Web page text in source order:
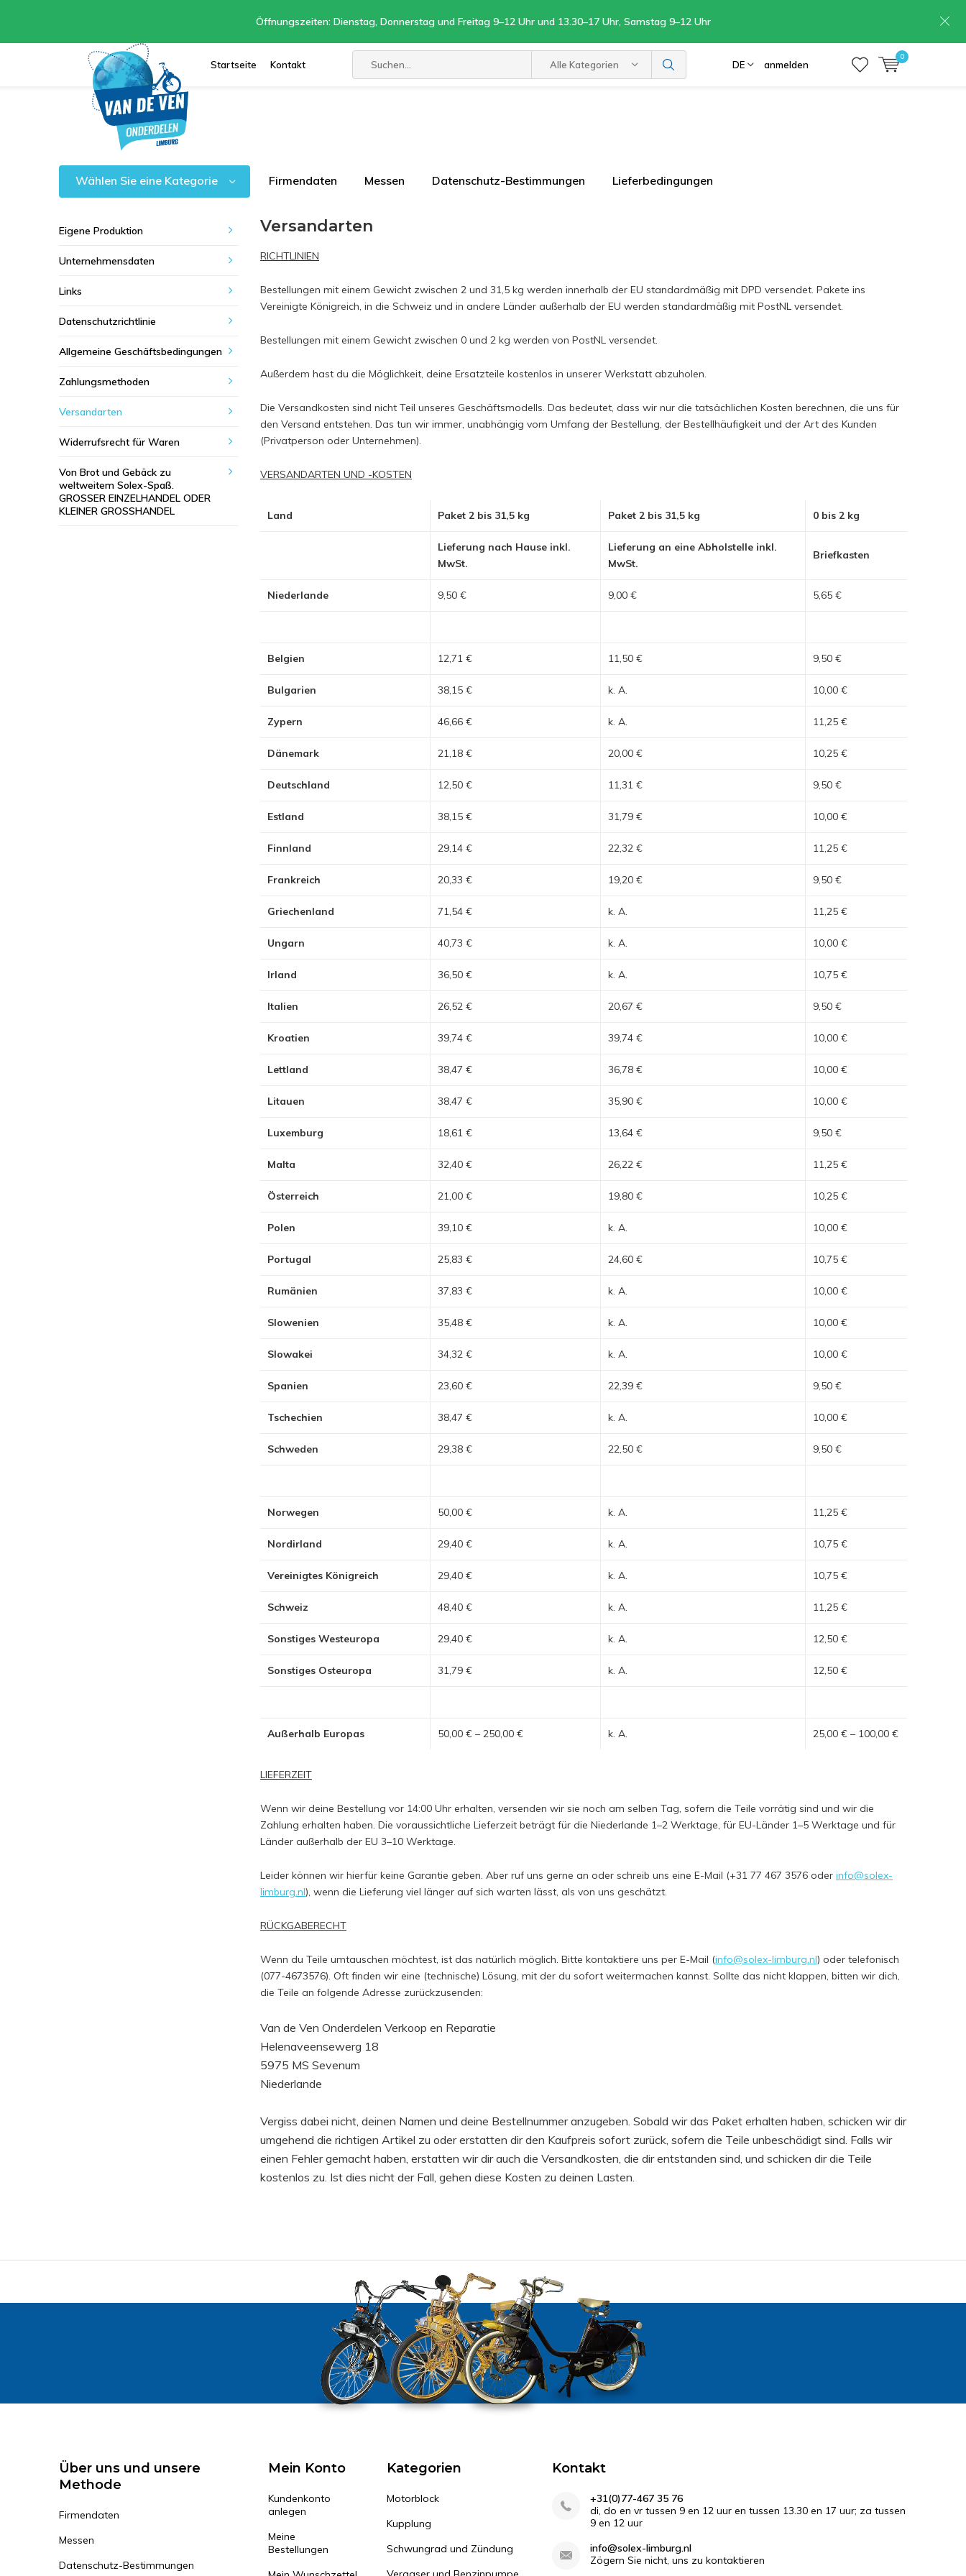
Startseite Kontakt Alle Kategorien DE anmelden
0
Öffnungszeiten: Dienstag, Donnerstag und Freitag 9–12 Uhr und 13.30–17 Uhr, Samstag 9–12 Uhr
Wählen Sie eine Kategorie Firmendaten Messen Datenschutz-Bestimmungen Lieferbedingungen
Versandarten
RICHTLINIEN
Bestellungen mit einem Gewicht zwischen 2 und 31,5 kg werden innerhalb der EU standardmäßig mit DPD versendet. Pakete ins
Vereinigte Königreich, in die Schweiz und in andere Länder außerhalb der EU werden standardmäßig mit PostNL versendet.
Bestellungen mit einem Gewicht zwischen 0 und 2 kg werden von PostNL versendet.
Außerdem hast du die Möglichkeit, deine Ersatzteile kostenlos in unserer Werkstatt abzuholen.
Die Versandkosten sind nicht Teil unseres Geschäftsmodells. Das bedeutet, dass wir nur die tatsächlichen Kosten berechnen, die uns für
den Versand entstehen. Das tun wir immer, unabhängig vom Umfang der Bestellung, der Bestellhäufigkeit und der Art des Kunden
(Privatperson oder Unternehmen).
VERSANDARTEN UND -KOSTEN
Land Paket 2 bis 31,5 kg Paket 2 bis 31,5 kg 0 bis 2 kg
Lieferung nach Hause inkl.
MwSt.
Lieferung an eine Abholstelle inkl.
MwSt.
Briefkasten
Niederlande 9,50 € 9,00 € 5,65 €
Belgien 12,71 € 11,50 € 9,50 €
Bulgarien 38,15 € k. A. 10,00 €
Zypern 46,66 € k. A. 11,25 €
Dänemark 21,18 € 20,00 € 10,25 €
Deutschland 12,50 € 11,31 € 9,50 €
Estland 38,15 € 31,79 € 10,00 €
Finnland 29,14 € 22,32 € 11,25 €
Frankreich 20,33 € 19,20 € 9,50 €
Griechenland 71,54 € k. A. 11,25 €
Ungarn 40,73 € k. A. 10,00 €
Irland 36,50 € k. A. 10,75 €
Italien 26,52 € 20,67 € 9,50 €
Kroatien 39,74 € 39,74 € 10,00 €
Lettland 38,47 € 36,78 € 10,00 €
Litauen 38,47 € 35,90 € 10,00 €
Luxemburg 18,61 € 13,64 € 9,50 €
Malta 32,40 € 26,22 € 11,25 €
Österreich 21,00 € 19,80 € 10,25 €
Polen 39,10 € k. A. 10,00 €
Portugal 25,83 € 24,60 € 10,75 €
Rumänien 37,83 € k. A. 10,00 €
Slowenien 35,48 € k. A. 10,00 €
Slowakei 34,32 € k. A. 10,00 €
Spanien 23,60 € 22,39 € 9,50 €
Tschechien 38,47 € k. A. 10,00 €
Schweden 29,38 € 22,50 € 9,50 €
Norwegen 50,00 € k. A. 11,25 €
Nordirland 29,40 € k. A. 10,75 €
Vereinigtes Königreich 29,40 € k. A. 10,75 €
Schweiz 48,40 € k. A. 11,25 €
Sonstiges Westeuropa 29,40 € k. A. 12,50 €
Sonstiges Osteuropa 31,79 € k. A. 12,50 €
Außerhalb Europas 50,00 € – 250,00 € k. A. 25,00 € – 100,00 €
LIEFERZEIT
Wenn wir deine Bestellung vor 14:00 Uhr erhalten, versenden wir sie noch am selben Tag, sofern die Teile vorrätig sind und wir die
Zahlung erhalten haben. Die voraussichtliche Lieferzeit beträgt für die Niederlande 1–2 Werktage, für EU-Länder 1–5 Werktage und für
Länder außerhalb der EU 3–10 Werktage.
Leider können wir hierfür keine Garantie geben. Aber ruf uns gerne an oder schreib uns eine E-Mail (+31 77 467 3576 oder info@solex-
limburg.nl), wenn die Lieferung viel länger auf sich warten lässt, als von uns geschätzt.
RÜCKGABERECHT
Wenn du Teile umtauschen möchtest, ist das natürlich möglich. Bitte kontaktiere uns per E-Mail (info@solex-limburg.nl) oder telefonisch
(077-4673576). Oft finden wir eine (technische) Lösung, mit der du sofort weitermachen kannst. Sollte das nicht klappen, bitten wir dich,
die Teile an folgende Adresse zurückzusenden:
Van de Ven Onderdelen Verkoop en Reparatie
Helenaveensewerg 18
5975 MS Sevenum
Niederlande
Vergiss dabei nicht, deinen Namen und deine Bestellnummer anzugeben. Sobald wir das Paket erhalten haben, schicken wir dir
umgehend die richtigen Artikel zu oder erstatten dir den Kaufpreis sofort zurück, sofern die Teile unbeschädigt sind. Falls wir
einen Fehler gemacht haben, erstatten wir dir auch die Versandkosten, die dir entstanden sind, und schicken dir die Teile
kostenlos zu. Ist dies nicht der Fall, gehen diese Kosten zu deinen Lasten.
Eigene Produktion
Unternehmensdaten
Links
Datenschutzrichtlinie
Allgemeine Geschäftsbedingungen
Zahlungsmethoden
Versandarten
Widerrufsrecht für Waren
Von Brot und Gebäck zu
weltweitem Solex-Spaß.
GROSSER EINZELHANDEL ODER
KLEINER GROSSHANDEL
Über uns und unsere
Methode
Firmendaten
Messen
Datenschutz-Bestimmungen
Mein Konto
Kundenkonto
anlegen
Meine
Bestellungen
Kategorien
Motorblock
Kupplung
Schwungrad und Zündung
Kontakt
+31(0)77-467 35 76
di, do en vr tussen 9 en 12 uur en tussen 13.30 en 17 uur; za tussen
9 en 12 uur
info@solex-limburg.nl
Zögern Sie nicht, uns zu kontaktieren